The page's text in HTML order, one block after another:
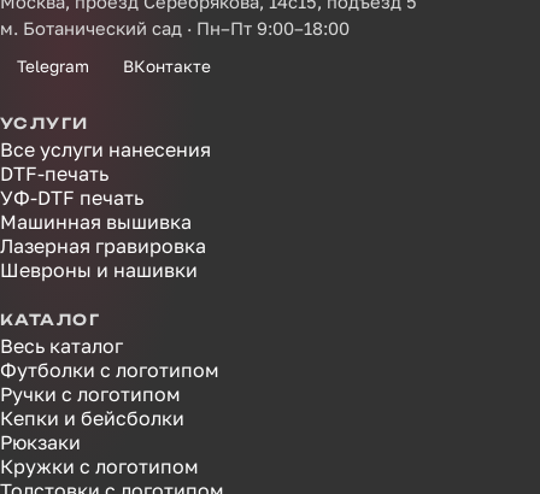
м. Ботанический сад · Пн–Пт 9:00–18:00
Telegram ВКонтакте
УСЛУГИ
Все услуги нанесения
DTF-печать
УФ-DTF печать
Машинная вышивка
Лазерная гравировка
Шевроны и нашивки
КАТАЛОГ
Весь каталог
Футболки с логотипом
Ручки с логотипом
Кепки и бейсболки
Рюкзаки
Кружки с логотипом